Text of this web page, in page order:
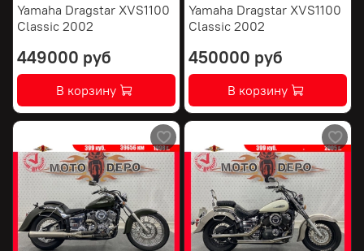
Yamaha Dragstar XVS1100
Classic 2002
449000 руб
В корзину
Yamaha Dragstar XVS1100
Classic 2002
450000 руб
В корзину